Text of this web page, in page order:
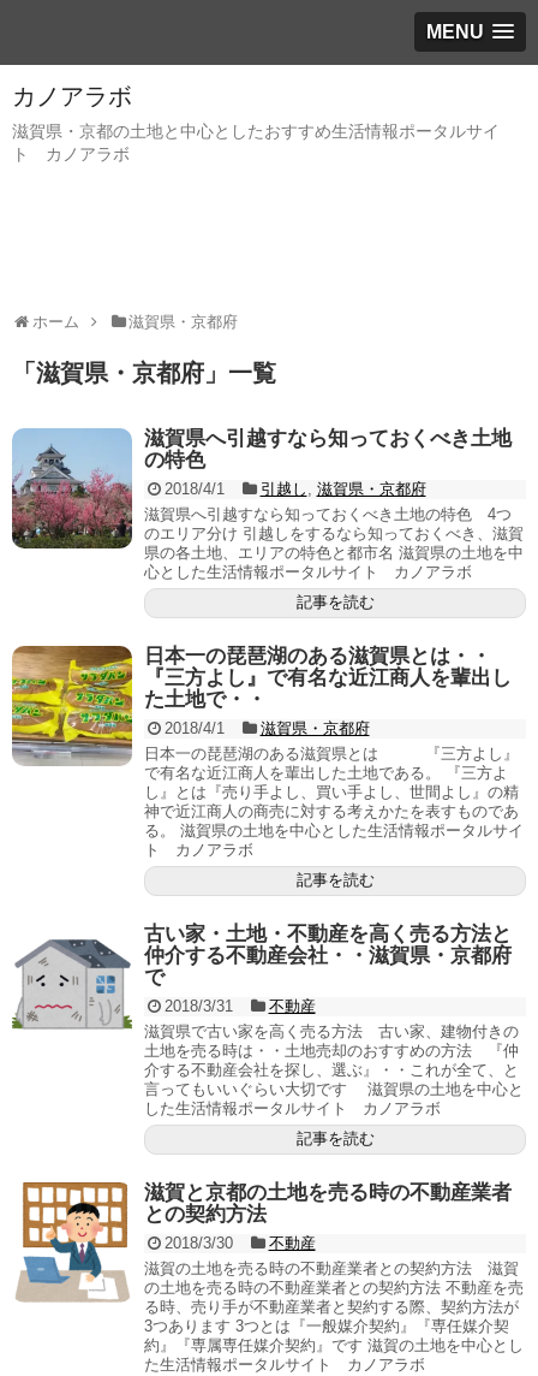
MENU
カノアラボ
滋賀県・京都の土地と中心としたおすすめ生活情報ポータルサイ
ト カノアラボ
ホーム 滋賀県・京都府
「 滋賀県・京都府 」 一覧
滋賀県へ引越すなら知っておくべき土地
の特色
2018/4/1 引越し , 滋賀県・京都府
滋賀県へ引越すなら知っておくべき土地の特色 4つ
のエリア分け 引越しをするなら知っておくべき、滋賀
県の各土地、エリアの特色と都市名 滋賀県の土地を中
心とした生活情報ポータルサイト カノアラボ
記事を読む
日本一の琵琶湖のある滋賀県とは・・
『三方よし』で有名な近江商人を輩出し
た土地で・・
2018/4/1
滋賀県・京都府
日本一の琵琶湖のある滋賀県とは 『三方よし』
で有名な近江商人を輩出した土地である。 『三方よ
し』とは『売り手よし、買い手よし、世間よし』の精
神で近江商人の商売に対する考えかたを表すものであ
る。 滋賀県の土地を中心とした生活情報ポータルサイ
ト カノアラボ
記事を読む
古い家・土地・不動産を高く売る方法と
仲介する不動産会社・・滋賀県・京都府
で
2018/3/31
不動産
滋賀県で古い家を高く売る方法 古い家、建物付きの
土地を売る時は・・土地売却のおすすめの方法 『仲
介する不動産会社を探し、選ぶ』・・これが全て、と
言ってもいいぐらい大切です 滋賀県の土地を中心と
した生活情報ポータルサイト カノアラボ
記事を読む
滋賀と京都の土地を売る時の不動産業者
との契約方法
2018/3/30
不動産
滋賀の土地を売る時の不動産業者との契約方法 滋賀
の土地を売る時の不動産業者との契約方法 不動産を売
る時、売り手が不動産業者と契約する際、契約方法が
3つあります 3つとは『一般媒介契約』『専任媒介契
約』『専属専任媒介契約』です 滋賀の土地を中心とし
た生活情報ポータルサイト カノアラボ